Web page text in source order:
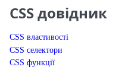
CSS довідник
CSS властивості
CSS селектори
CSS функції